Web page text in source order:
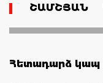
ՇԱՄՇՅԱՆ
Հետադարձ կապ